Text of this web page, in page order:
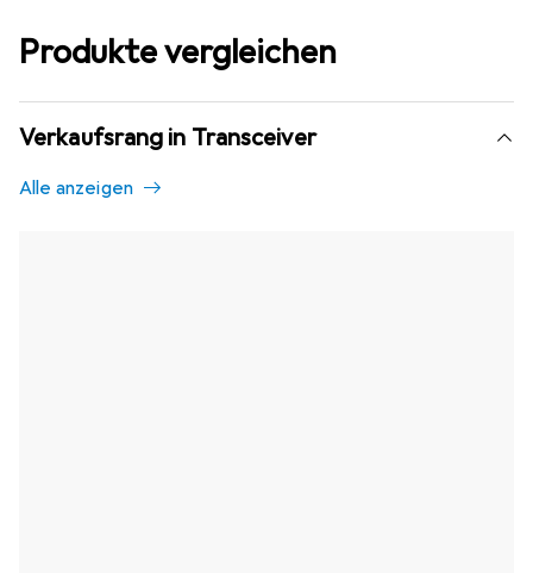
Produkte vergleichen
Verkaufsrang in Transceiver
Alle anzeigen